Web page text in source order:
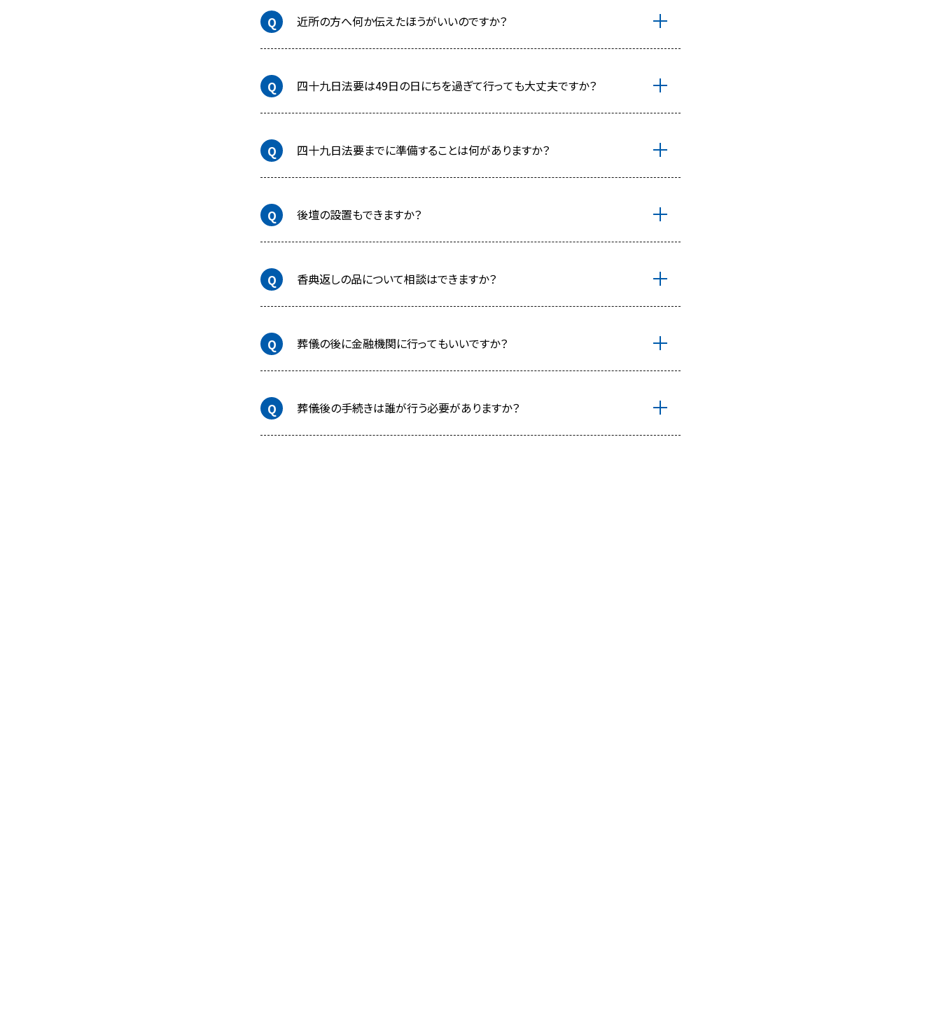
近所の方へ何か伝えたほうがいいのですか？
四十九日法要は49日の日にちを過ぎて行っても大丈夫ですか？
四十九日法要までに準備することは何がありますか？
後壇の設置もできますか？
香典返しの品について相談はできますか？
葬儀の後に金融機関に行ってもいいですか？
葬儀後の手続きは誰が行う必要がありますか？